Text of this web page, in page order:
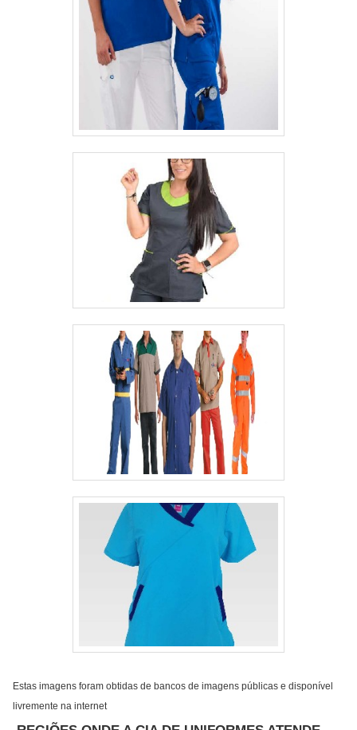
Estas imagens foram obtidas de bancos de imagens públicas e disponível
livremente na internet